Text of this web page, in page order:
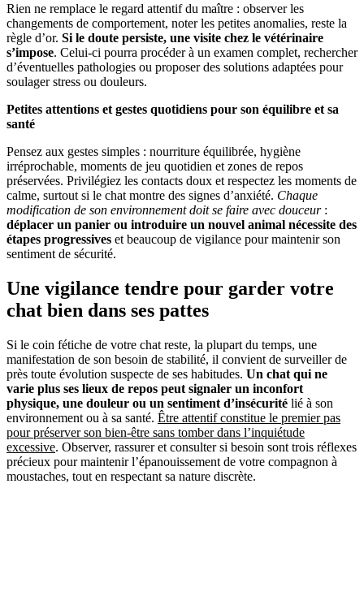
Rien ne remplace le regard attentif du maître : observer les
changements de comportement, noter les petites anomalies, reste la
règle d’or. Si le doute persiste, une visite chez le vétérinaire
s’impose. Celui-ci pourra procéder à un examen complet, rechercher
d’éventuelles pathologies ou proposer des solutions adaptées pour
soulager stress ou douleurs.
Petites attentions et gestes quotidiens pour son équilibre et sa
santé
Pensez aux gestes simples : nourriture équilibrée, hygiène
irréprochable, moments de jeu quotidien et zones de repos
préservées. Privilégiez les contacts doux et respectez les moments de
calme, surtout si le chat montre des signes d’anxiété. Chaque
modification de son environnement doit se faire avec douceur:
déplacer un panier ou introduire un nouvel animal nécessite des
étapes progressives et beaucoup de vigilance pour maintenir son
sentiment de sécurité.
Une vigilance tendre pour garder votre
chat bien dans ses pattes
Si le coin fétiche de votre chat reste, la plupart du temps, une
manifestation de son besoin de stabilité, il convient de surveiller de
près toute évolution suspecte de ses habitudes. Un chat qui ne
varie plus ses lieux de repos peut signaler un inconfort
physique, une douleur ou un sentiment d’insécurité lié à son
environnement ou à sa santé. Être attentif constitue le premier pas
pour préserver son bien-être sans tomber dans l’inquiétude
excessive. Observer, rassurer et consulter si besoin sont trois réflexes
précieux pour maintenir l’épanouissement de votre compagnon à
moustaches, tout en respectant sa nature discrète.